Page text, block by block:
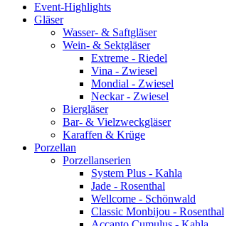
Event-Highlights
Gläser
Wasser- & Saftgläser
Wein- & Sektgläser
Extreme - Riedel
Vina - Zwiesel
Mondial - Zwiesel
Neckar - Zwiesel
Biergläser
Bar- & Vielzweckgläser
Karaffen & Krüge
Porzellan
Porzellanserien
System Plus - Kahla
Jade - Rosenthal
Wellcome - Schönwald
Classic Monbijou - Rosenthal